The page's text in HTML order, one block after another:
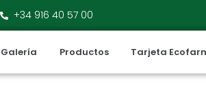
+34 916 40 57 00
Galería Productos Tarjeta